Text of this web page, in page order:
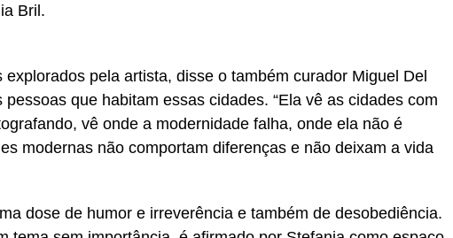
Bril.
pela artista, disse o também curador Miguel Del
que habitam essas cidades. “Ela vê as cidades com
vê onde a modernidade falha, onde ela não é
modernas não comportam diferenças e não deixam a vida
dose de humor e irreverência e também de desobediência.